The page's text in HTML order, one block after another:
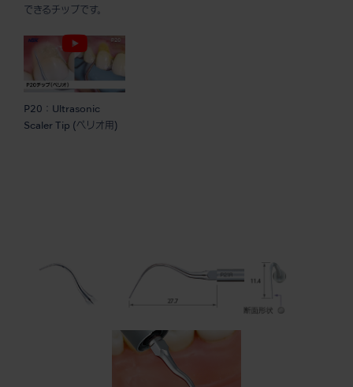
できるチップです。
P20：Ultrasonic
Scaler Tip (ペリオ用)